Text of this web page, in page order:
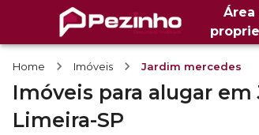
Área
Home Imóveis Jardim mercedes
Imóveis para alugar em
Limeira-SP